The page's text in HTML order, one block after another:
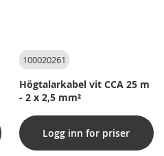
100020261
Högtalarkabel vit CCA 25 m
- 2 x 2,5 mm²
Logg inn for priser